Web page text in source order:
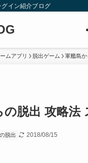
イン紹介ブログ
ムアプリ 脱出ゲーム 軍艦島か
の脱出 攻略法
脱出 2018/08/15